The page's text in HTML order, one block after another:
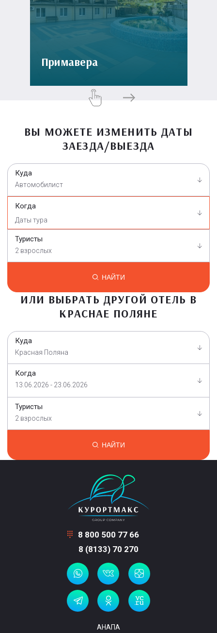
Примавера
ВЫ МОЖЕТЕ ИЗМЕНИТЬ ДАТЫ
ЗАЕЗДА/ВЫЕЗДА
Куда
Автомобилист
Когда
Туристы
2 взрослых
НАЙТИ
ИЛИ ВЫБРАТЬ ДРУГОЙ ОТЕЛЬ В
КРАСНАЕ ПОЛЯНЕ
Куда
Красная Поляна
Когда
13.06.2026 - 23.06.2026
Туристы
2 взрослых
НАЙТИ
8 800 500 77 66
8 (8133) 70 270
АНАПА